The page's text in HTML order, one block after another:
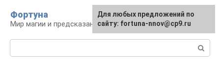
контенту
Фортуна
Мир магии и предсказаний
Для любых предложений по
сайту: fortuna-nnov@cp9.ru